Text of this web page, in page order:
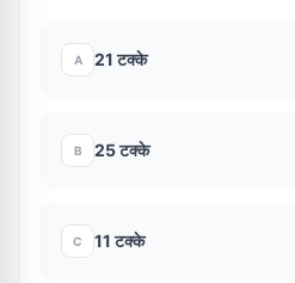
A 21 टक्के
B 25 टक्के
C 11 टक्के